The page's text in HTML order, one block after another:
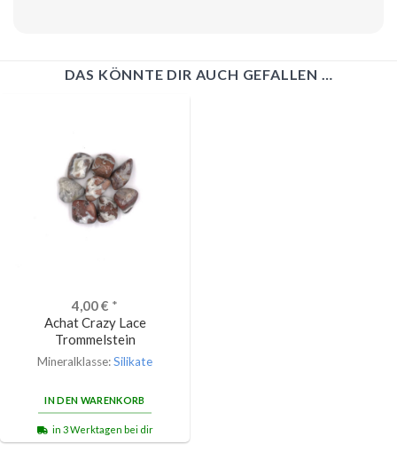
DAS KÖNNTE DIR AUCH GEFALLEN …
4,00€ *
Achat Crazy Lace
Trommelstein
Mineralklasse:Silikate
IN DEN WARENKORB
in 3 Werktagen bei dir